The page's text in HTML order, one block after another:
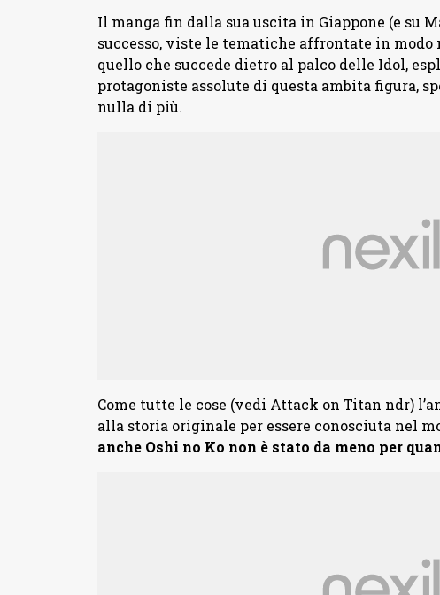
Il manga fin dalla sua uscita in Giappone (e su
successo, viste le tematiche affrontate in modo
quello che succede dietro al palco delle Idol,
protagoniste assolute di questa ambita figura,
nulla di più.
Come tutte le cose (vedi Attack on Titan ndr)
alla storia originale per essere conosciuta nel
anche Oshi no Ko non è stato da meno per